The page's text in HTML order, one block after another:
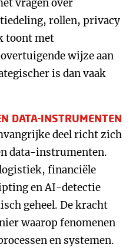
vragen over
rollen, privacy
toont met
wijze aan
is dan vaak
DATA-INSTRUMENTEN
deel richt zich
data-instrumenten.
financiële
en AI-detectie
geheel. De kracht
waarop fenomenen
en systemen.